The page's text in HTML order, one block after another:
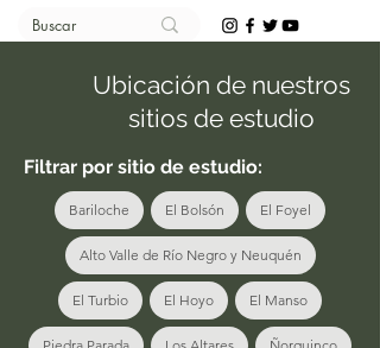
Ubicación de nuestros
sitios de estudio
Filtrar por sitio de estudio:
Bariloche El Bolsón El Foyel
Alto Valle de Río Negro y Neuquén
El Turbio El Hoyo El Manso